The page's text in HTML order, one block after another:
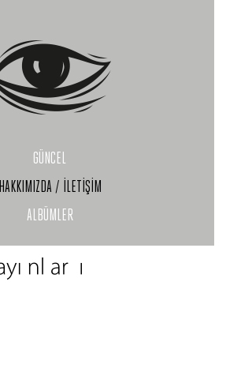
GÜNCEL
HAKKIMIZDA / İLETİŞİM
ALBÜMLER